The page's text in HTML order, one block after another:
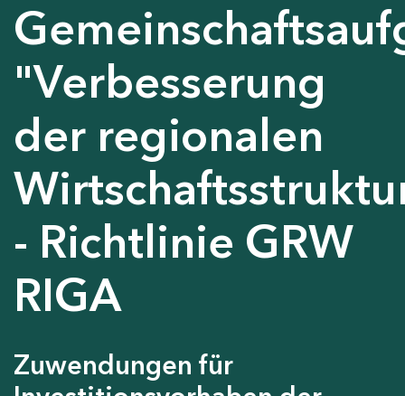
"Verbesserung
der regionalen
- Richtlinie GRW
RIGA
Zuwendungen für